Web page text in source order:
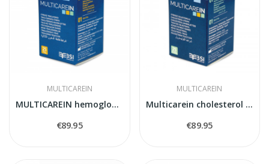
MULTICAREIN
MULTICAREIN hemoglobin test stripes
€89.95
MULTICAREIN
Multicarein cholesterol test stripes
€89.95